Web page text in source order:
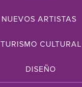
NUEVOS ARTISTAS
TURISMO CULTURAL
DISEÑO